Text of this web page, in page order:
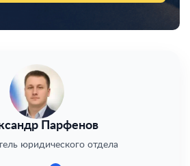
Парфенов
юридического отдела